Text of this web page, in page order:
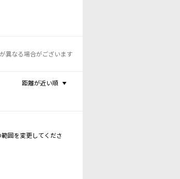
異なる場合がございます
距離が近い順
囲を変更してくださ